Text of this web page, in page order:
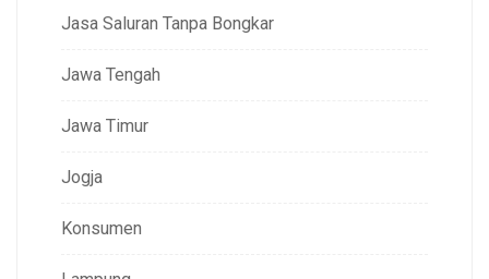
Jasa Saluran Tanpa Bongkar
Jawa Tengah
Jawa Timur
Jogja
Konsumen